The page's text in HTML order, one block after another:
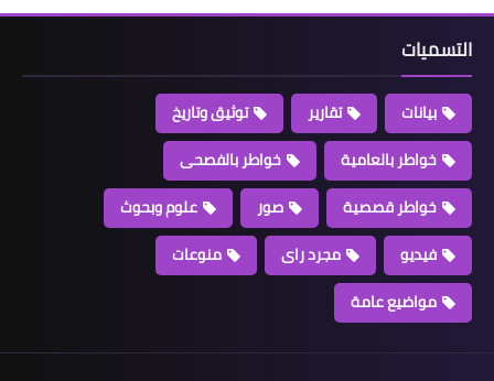
التسميات
بيانات تقارير
توثيق وتاريخ
خواطر بالعامية
خواطر بالفصحى
خواطر قصصية
صور
علوم وبحوث
فيديو
مجرد راى
منوعات
مواضيع عامة